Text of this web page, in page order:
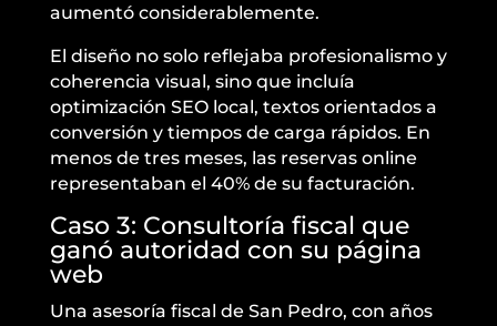
aumentó considerablemente.
El diseño no solo reflejaba profesionalismo y
coherencia visual, sino que incluía
optimización SEO local, textos orientados a
conversión y tiempos de carga rápidos. En
menos de tres meses, las reservas online
representaban el 40% de su facturación.
Caso 3: Consultoría fiscal que
ganó autoridad con su página
web
Una asesoría fiscal de San Pedro, con años